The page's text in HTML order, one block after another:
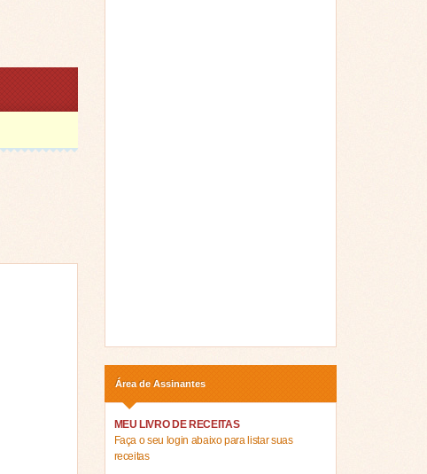
Área de Assinantes
MEU LIVRO DE RECEITAS
Faça o seu login abaixo para listar suas
receitas